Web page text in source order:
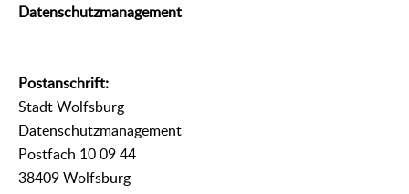
Datenschutzmanagement
Postanschrift:
Stadt Wolfsburg
Datenschutzmanagement
Postfach 10 09 44
38409 Wolfsburg